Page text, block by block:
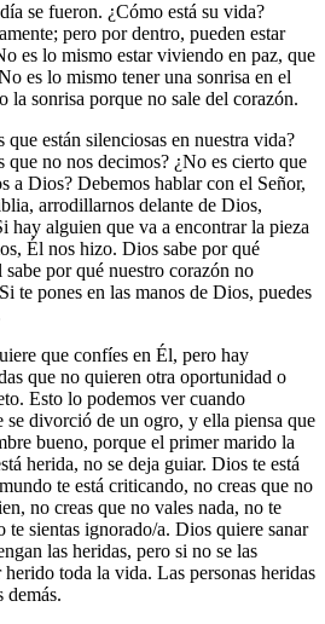
se fueron. ¿Cómo está su vida?
pero por dentro, pueden estar
es lo mismo estar viviendo en paz, que
es lo mismo tener una sonrisa en el
la sonrisa porque no sale del corazón.
que están silenciosas en nuestra vida?
que no nos decimos? ¿No es cierto que
a Dios? Debemos hablar con el Señor,
arrodillarnos delante de Dios,
hay alguien que va a encontrar la pieza
Él nos hizo. Dios sabe por qué
por qué nuestro corazón no
te pones en las manos de Dios, puedes
que confíes en Él, pero hay
que no quieren otra oportunidad o
Esto lo podemos ver cuando
se divorció de un ogro, y ella piensa que
bueno, porque el primer marido la
herida, no se deja guiar. Dios te está
te está criticando, no creas que no
no creas que no vales nada, no te
te sientas ignorado/a. Dios quiere sanar
las heridas, pero si no se las
toda la vida. Las personas heridas
demás.